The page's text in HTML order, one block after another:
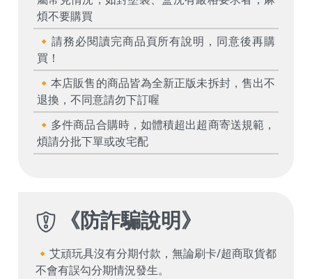
煩不要購買
🔸請務必閱讀完商品頁所有說明，同意後再購
買！
🔸本店販售的商品皆為全新正版未拆封，售出不
退換，不同意請勿下訂喔
🔸多件商品合購時，如體積超出超商寄送規範，
煩請分批下單或改宅配
《防詐騙說明》
🔸艾頑玩具沒有分期付款，無論刷卡/超商取貨都
不會有誤勾分期情況發生。